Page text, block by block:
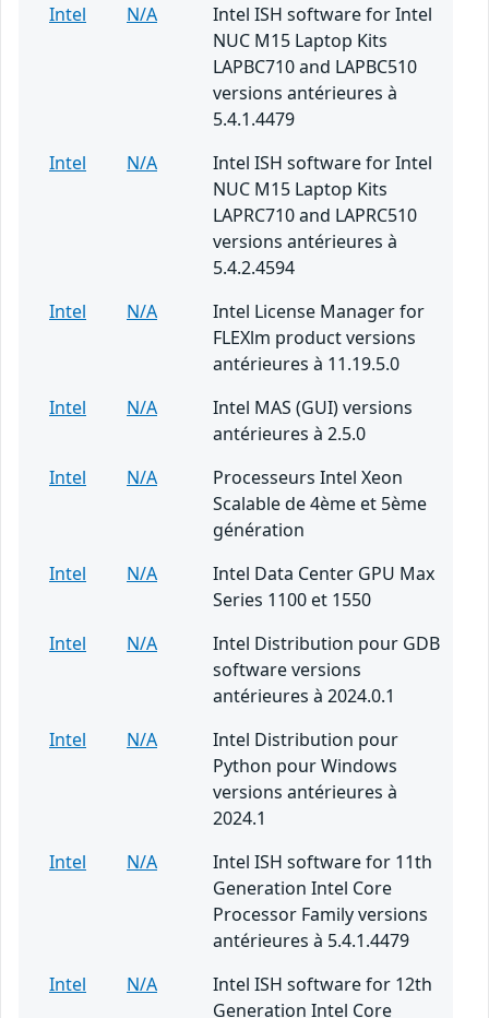
Intel
N/A
Intel ISH software for Intel
NUC M15 Laptop Kits
LAPBC710 and LAPBC510
versions antérieures à
5.4.1.4479
Intel
N/A
Intel ISH software for Intel
NUC M15 Laptop Kits
LAPRC710 and LAPRC510
versions antérieures à
5.4.2.4594
Intel
N/A
Intel License Manager for
FLEXlm product versions
antérieures à 11.19.5.0
Intel
N/A
Intel MAS (GUI) versions
antérieures à 2.5.0
Intel
N/A
Processeurs Intel Xeon
Scalable de 4ème et 5ème
génération
Intel
N/A
Intel Data Center GPU Max
Series 1100 et 1550
Intel
N/A
Intel Distribution pour GDB
software versions
antérieures à 2024.0.1
Intel
N/A
Intel Distribution pour
Python pour Windows
versions antérieures à
2024.1
Intel
N/A
Intel ISH software for 11th
Generation Intel Core
Processor Family versions
antérieures à 5.4.1.4479
Intel
N/A
Intel ISH software for 12th
Generation Intel Core